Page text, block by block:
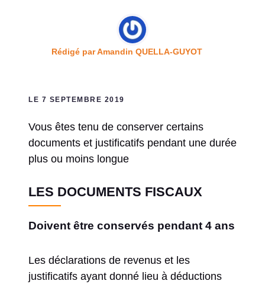
Rédigé parAmandin QUELLA-GUYOT
LE 7 SEPTEMBRE 2019
Vous êtes tenu de conserver certains
documents et justificatifs pendant une durée
plus ou moins longue
LES DOCUMENTS FISCAUX
Doivent être conservés pendant 4 ans
Les déclarations de revenus et les
justificatifs ayant donné lieu à déductions